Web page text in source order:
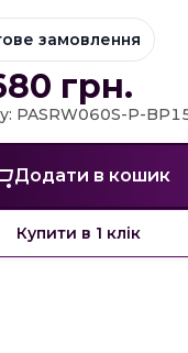
замовлення
грн.
PASRW060S-P-
Додати в кошик
Купити в 1 клік